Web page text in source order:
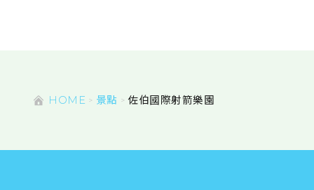
HOME 景點 佐伯國際射箭樂園